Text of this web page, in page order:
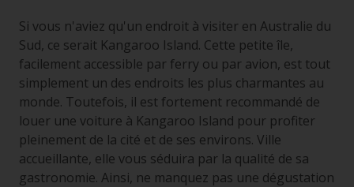
Si vous n'aviez qu'un endroit à visiter en Australie du
Sud, ce serait Kangaroo Island. Cette petite île,
facilement accessible par ferry ou par avion, est tout
simplement un des endroits les plus charmantes au
monde. Toutefois, il est fortement recommandé de
louer une voiture à Kangaroo Island pour profiter
pleinement de la cité et de ses environs. Ville
accueillante, elle vous séduira par la qualité de sa
gastronomie. Ainsi, ne manquez pas une dégustation